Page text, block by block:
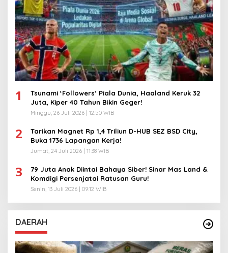
1
Tsunami ‘Followers’ Piala Dunia, Haaland Keruk 32
Juta, Kiper 40 Tahun Bikin Geger!
Minggu, 26 Juli 2026 | 12:50 WIB
2
Tarikan Magnet Rp 1,4 Triliun D-HUB SEZ BSD City,
Buka 1736 Lapangan Kerja!
Jumat, 24 Juli 2026 | 11:38 WIB
3
79 Juta Anak Diintai Bahaya Siber! Sinar Mas Land &
Komdigi Persenjatai Ratusan Guru!
Senin, 13 Juli 2026 | 09:12 WIB
DAERAH